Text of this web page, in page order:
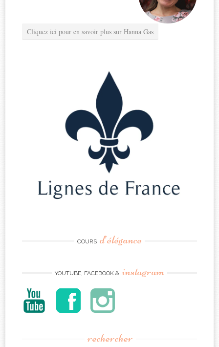
Cliquez ici pour en savoir plus sur Hanna Gas
COURS d’élégance
YOUTUBE, FACEBOOK & instagram
rechercher